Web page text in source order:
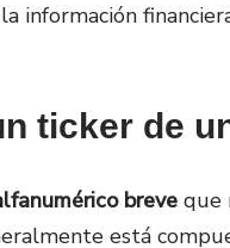
información
ticker de
breve que
está